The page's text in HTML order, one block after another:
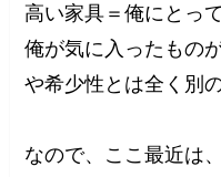
高い家具＝俺にとっ
俺が気に入ったもの
や希少性とは全く別の
なので、ここ最近は